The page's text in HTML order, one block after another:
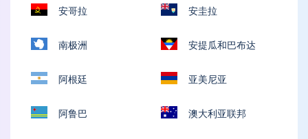
安哥拉 安圭拉
南极洲 安提瓜和巴布达
阿根廷 亚美尼亚
阿鲁巴 澳大利亚联邦